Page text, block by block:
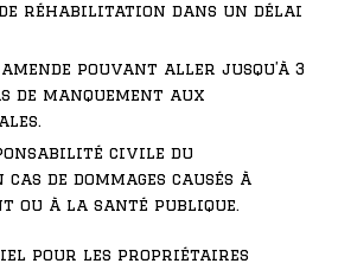
réhabilitation dans un délai
pouvant aller jusqu’à 3
de manquement aux
civile du
de dommages causés à
ou à la santé publique.
pour les propriétaires